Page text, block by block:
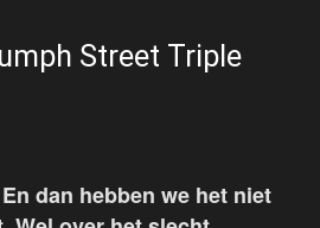
Street Triple
dan hebben we het niet